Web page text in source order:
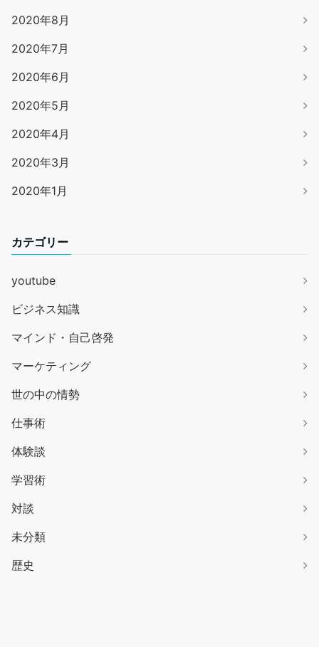
2020年8月
2020年7月
2020年6月
2020年5月
2020年4月
2020年3月
2020年1月
カテゴリー
youtube
ビジネス知識
マインド・自己啓発
マーケティング
世の中の情勢
仕事術
体験談
学習術
対談
未分類
歴史